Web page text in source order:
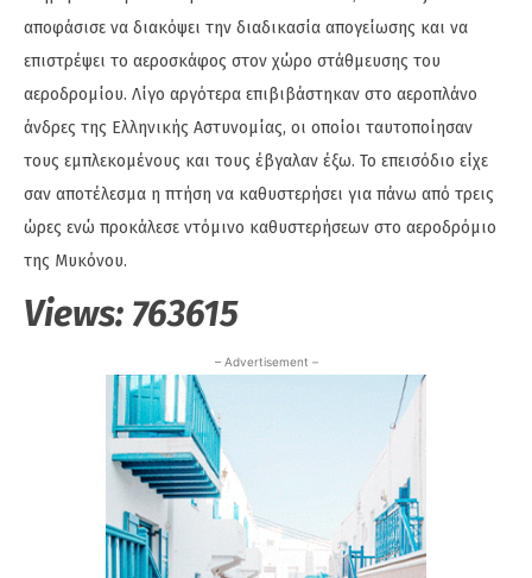
αποφάσισε να διακόψει την διαδικασία απογείωσης και να
επιστρέψει το αεροσκάφος στον χώρο στάθμευσης του
αεροδρομίου. Λίγο αργότερα επιβιβάστηκαν στο αεροπλάνο
άνδρες της Ελληνικής Αστυνομίας, οι οποίοι ταυτοποίησαν
τους εμπλεκομένους και τους έβγαλαν έξω. Το επεισόδιο είχε
σαν αποτέλεσμα η πτήση να καθυστερήσει για πάνω από τρεις
ώρες ενώ προκάλεσε ντόμινο καθυστερήσεων στο αεροδρόμιο
της Μυκόνου.
Views: 763615
– Advertisement –